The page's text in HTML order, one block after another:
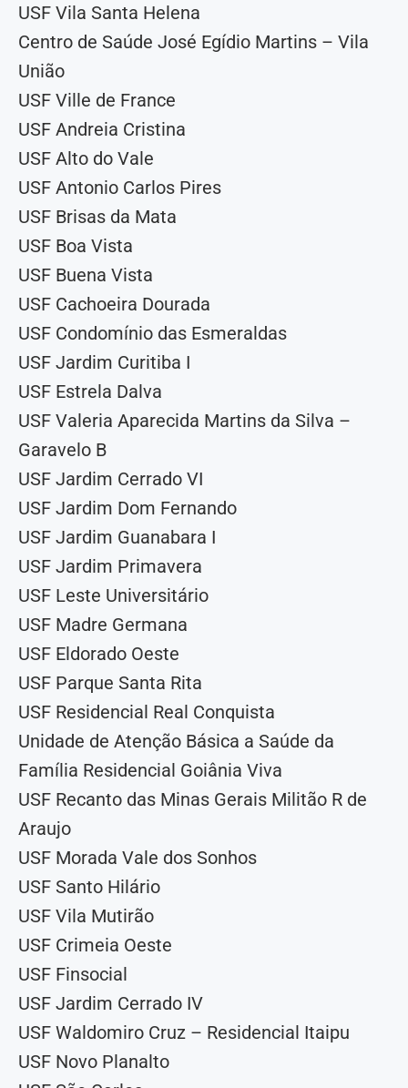
USF Vila Santa Helena
Centro de Saúde José Egídio Martins – Vila
União
USF Ville de France
USF Andreia Cristina
USF Alto do Vale
USF Antonio Carlos Pires
USF Brisas da Mata
USF Boa Vista
USF Buena Vista
USF Cachoeira Dourada
USF Condomínio das Esmeraldas
USF Jardim Curitiba I
USF Estrela Dalva
USF Valeria Aparecida Martins da Silva –
Garavelo B
USF Jardim Cerrado VI
USF Jardim Dom Fernando
USF Jardim Guanabara I
USF Jardim Primavera
USF Leste Universitário
USF Madre Germana
USF Eldorado Oeste
USF Parque Santa Rita
USF Residencial Real Conquista
Unidade de Atenção Básica a Saúde da
Família Residencial Goiânia Viva
USF Recanto das Minas Gerais Militão R de
Araujo
USF Morada Vale dos Sonhos
USF Santo Hilário
USF Vila Mutirão
USF Crimeia Oeste
USF Finsocial
USF Jardim Cerrado IV
USF Waldomiro Cruz – Residencial Itaipu
USF Novo Planalto